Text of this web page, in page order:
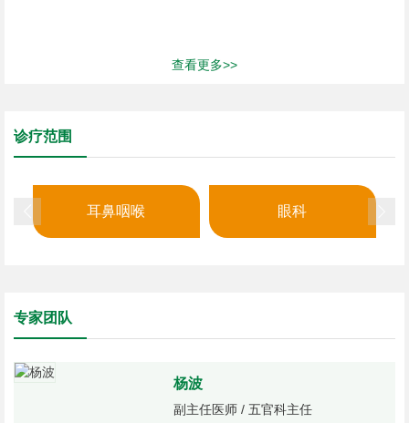
查看更多>>
诊疗范围
耳鼻咽喉 眼科
专家团队
杨波
副主任医师 / 五官科主任